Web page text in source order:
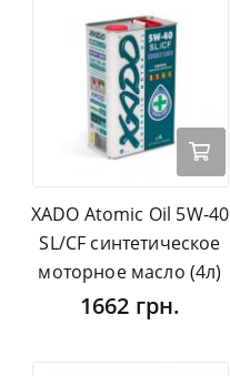
XADO Atomic Oil 5W-40
SL/CF синтетическое
моторное масло (4л)
1662 грн.